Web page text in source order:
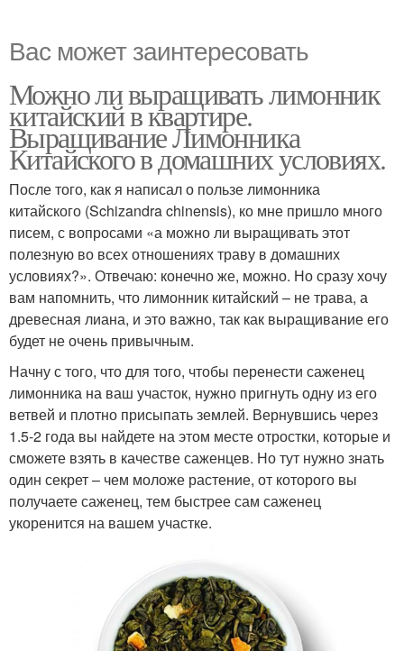
Вас может заинтересовать
Можно ли выращивать лимонник
китайский в квартире.
Выращивание Лимонника
Китайского в домашних условиях.
После того, как я написал о пользе лимонника
китайского (Schizandra chinensis), ко мне пришло много
писем, с вопросами «а можно ли выращивать этот
полезную во всех отношениях траву в домашних
условиях?». Отвечаю: конечно же, можно. Но сразу хочу
вам напомнить, что лимонник китайский – не трава, а
древесная лиана, и это важно, так как выращивание его
будет не очень привычным.
Начну с того, что для того, чтобы перенести саженец
лимонника на ваш участок, нужно пригнуть одну из его
ветвей и плотно присыпать землей. Вернувшись через
1.5-2 года вы найдете на этом месте отростки, которые и
сможете взять в качестве саженцев. Но тут нужно знать
один секрет – чем моложе растение, от которого вы
получаете саженец, тем быстрее сам саженец
укоренится на вашем участке.